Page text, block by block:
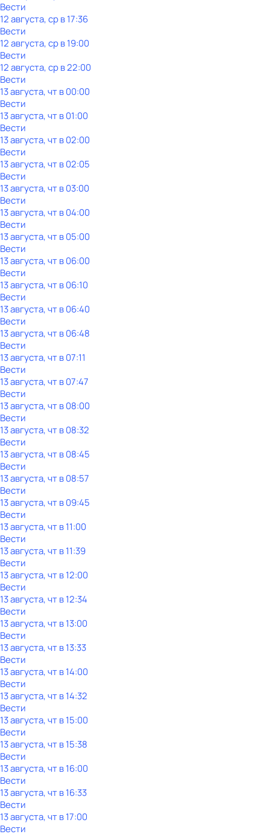
Вести
12 августа, ср в 17:36
Вести
12 августа, ср в 19:00
Вести
12 августа, ср в 22:00
Вести
13 августа, чт в 00:00
Вести
13 августа, чт в 01:00
Вести
13 августа, чт в 02:00
Вести
13 августа, чт в 02:05
Вести
13 августа, чт в 03:00
Вести
13 августа, чт в 04:00
Вести
13 августа, чт в 05:00
Вести
13 августа, чт в 06:00
Вести
13 августа, чт в 06:10
Вести
13 августа, чт в 06:40
Вести
13 августа, чт в 06:48
Вести
13 августа, чт в 07:11
Вести
13 августа, чт в 07:47
Вести
13 августа, чт в 08:00
Вести
13 августа, чт в 08:32
Вести
13 августа, чт в 08:45
Вести
13 августа, чт в 08:57
Вести
13 августа, чт в 09:45
Вести
13 августа, чт в 11:00
Вести
13 августа, чт в 11:39
Вести
13 августа, чт в 12:00
Вести
13 августа, чт в 12:34
Вести
13 августа, чт в 13:00
Вести
13 августа, чт в 13:33
Вести
13 августа, чт в 14:00
Вести
13 августа, чт в 14:32
Вести
13 августа, чт в 15:00
Вести
13 августа, чт в 15:38
Вести
13 августа, чт в 16:00
Вести
13 августа, чт в 16:33
Вести
13 августа, чт в 17:00
Вести